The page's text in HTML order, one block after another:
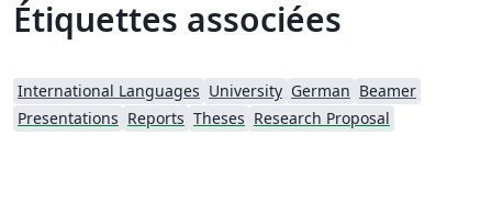
Étiquettes associées
International Languages University German Beamer
Presentations Reports Theses Research Proposal